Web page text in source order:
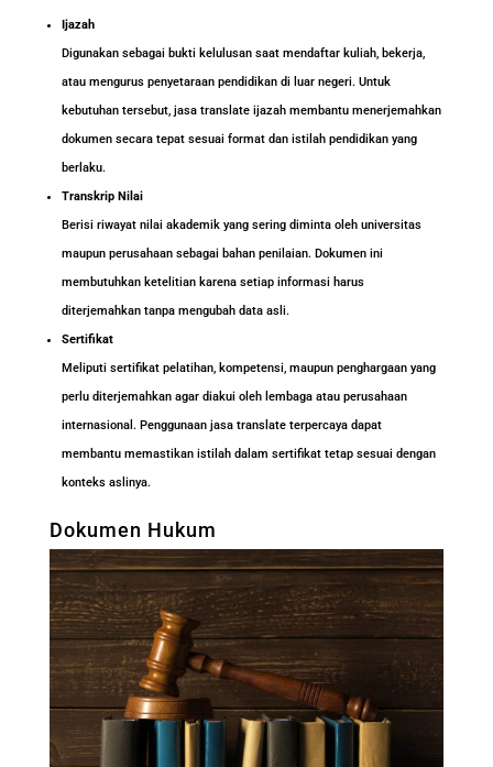
Ijazah
Digunakan sebagai bukti kelulusan saat mendaftar kuliah, bekerja,
atau mengurus penyetaraan pendidikan di luar negeri. Untuk
kebutuhan tersebut, jasa translate ijazah membantu menerjemahkan
dokumen secara tepat sesuai format dan istilah pendidikan yang
berlaku.
Transkrip Nilai
Berisi riwayat nilai akademik yang sering diminta oleh universitas
maupun perusahaan sebagai bahan penilaian. Dokumen ini
membutuhkan ketelitian karena setiap informasi harus
diterjemahkan tanpa mengubah data asli.
Sertifikat
Meliputi sertifikat pelatihan, kompetensi, maupun penghargaan yang
perlu diterjemahkan agar diakui oleh lembaga atau perusahaan
internasional. Penggunaan jasa translate terpercaya dapat
membantu memastikan istilah dalam sertifikat tetap sesuai dengan
konteks aslinya.
Dokumen Hukum